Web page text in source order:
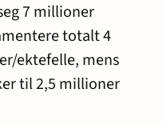
7 millioner
totalt 4
ektefelle, mens
til 2,5 millioner